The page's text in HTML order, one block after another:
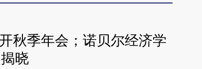
秋季年会；诺贝尔经济学
晓